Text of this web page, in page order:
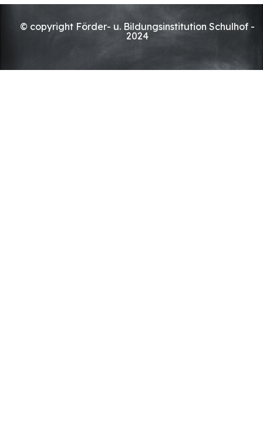
© copyright Förder- u. Bildungsinstitution Schulhof -
2024